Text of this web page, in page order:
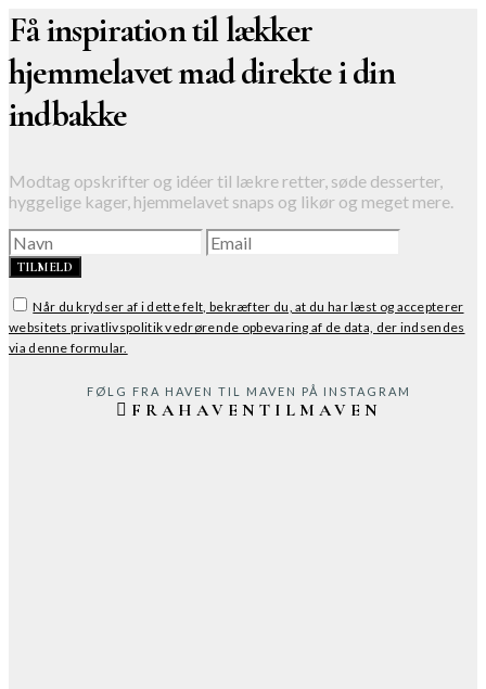
Få inspiration til lækker
hjemmelavet mad direkte i din
indbakke
Modtag opskrifter og idéer til lækre retter, søde desserter,
hyggelige kager, hjemmelavet snaps og likør og meget mere.
TILMELD
Når du krydser af i dette felt, bekræfter du, at du har læst og accepterer
websitets privatlivspolitik vedrørende opbevaring af de data, der indsendes
via denne formular.
FRAHAVENTILMAVEN
FØLG FRA HAVEN TIL MAVEN PÅ INSTAGRAM